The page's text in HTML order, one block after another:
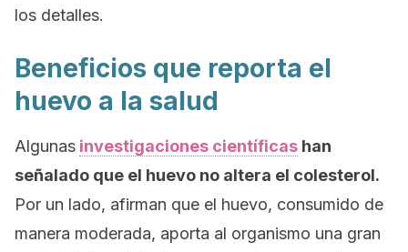
los detalles.
Beneficios que reporta el
huevo a la salud
Algunas investigaciones científicas han
señalado que el huevo no altera el colesterol.
Por un lado, afirman que el huevo, consumido de
manera moderada, aporta al organismo una gran